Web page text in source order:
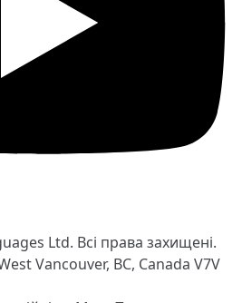
Ltd. Всі права захищені.
Vancouver, BC, Canada V7V